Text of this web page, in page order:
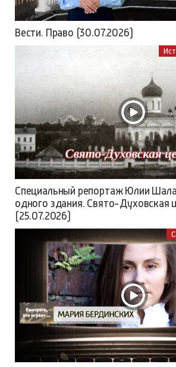
Вести. Право (30.07.2026)
Специальный репортаж Юлии
одного здания. Свято-Духовская
(25.07.2026)